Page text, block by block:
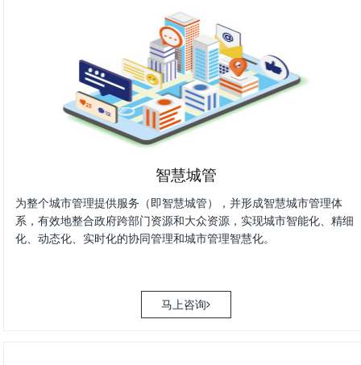
智慧城管
为整个城市管理提供服务（即智慧城管），并形成智慧城市管理体
系，有效地整合政府跨部门资源和大众资源，实现城市智能化、精细
化、动态化、实时化的协同管理和城市管理智慧化。
马上咨询